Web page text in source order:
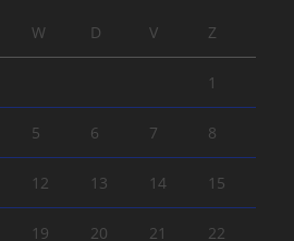
W D V Z
1
5 6 7 8
12 13 14 15
19 20 21 22